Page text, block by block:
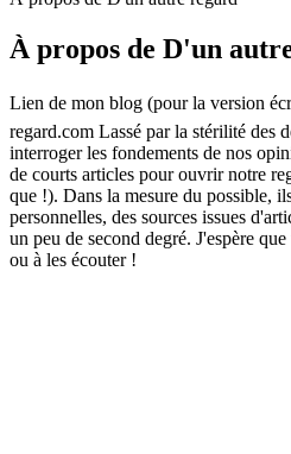
À propos de D'un
Lien de mon blog (pour la version
regard.com Lassé par la stérilité des
interroger les fondements de nos
de courts articles pour ouvrir notre
que !). Dans la mesure du possible,
personnelles, des sources issues
un peu de second degré. J'espère
ou à les écouter !